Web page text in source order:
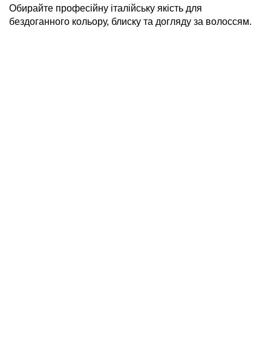
Обирайте професійну італійську якість для
бездоганного кольору, блиску та догляду за волоссям.